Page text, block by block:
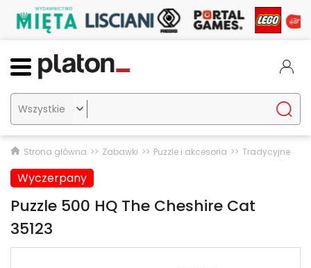

Strona główna Zabawki Puzzle i akcesoria Tradycyjne
Wyczerpany
Puzzle 500 HQ The Cheshire Cat
35123